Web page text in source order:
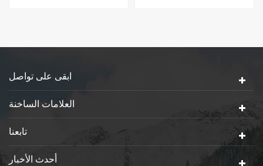
لذلك فهو مادة بوليمر خضراء
ابقى على تواصل
العلامات الساخنة
تابعنا
أحدث الأخبار